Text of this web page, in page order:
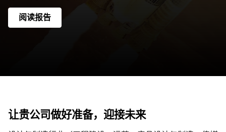
阅读报告
让贵公司做好准备，迎接未来